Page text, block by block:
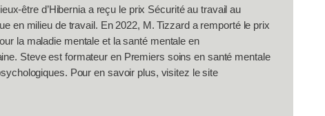
être d’Hibernia a reçu le prix Sécurité au travail au
en milieu de travail. En 2022, M. Tizzard a remporté le prix
la maladie mentale et la santé mentale en
Steve est formateur en Premiers soins en santé mentale
Pour en savoir plus, visitez le site